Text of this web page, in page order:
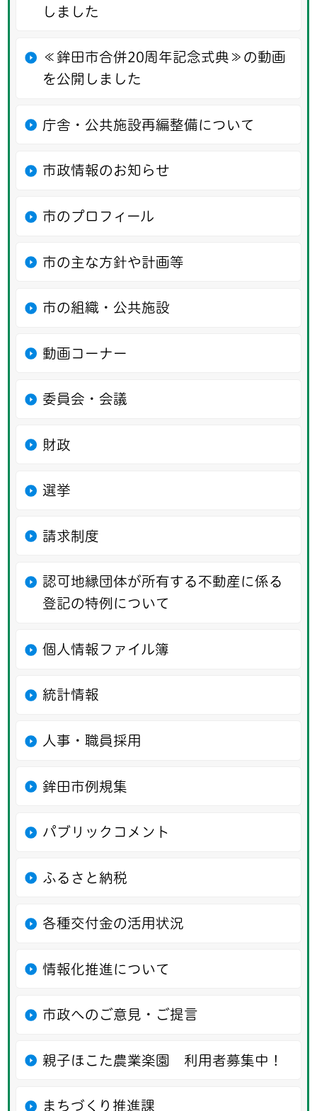
しました
≪鉾田市合併20周年記念式典≫の動画
を公開しました
庁舎・公共施設再編整備について
市政情報のお知らせ
市のプロフィール
市の主な方針や計画等
市の組織・公共施設
動画コーナー
委員会・会議
財政
選挙
請求制度
認可地縁団体が所有する不動産に係る
登記の特例について
個人情報ファイル簿
統計情報
人事・職員採用
鉾田市例規集
パブリックコメント
ふるさと納税
各種交付金の活用状況
情報化推進について
市政へのご意見・ご提言
親子ほこた農業楽園 利用者募集中！
まちづくり推進課